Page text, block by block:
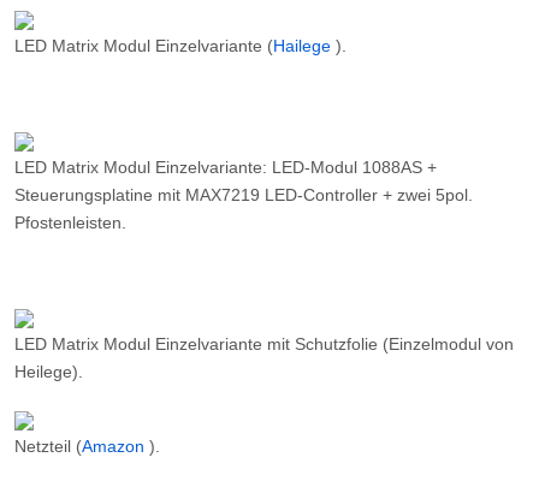
LED Matrix Modul Einzelvariante (Hailege ).
LED Matrix Modul Einzelvariante: LED-Modul 1088AS +
Steuerungsplatine mit MAX7219 LED-Controller + zwei 5pol.
Pfostenleisten.
LED Matrix Modul Einzelvariante mit Schutzfolie (Einzelmodul von
Heilege).
Netzteil (Amazon ).